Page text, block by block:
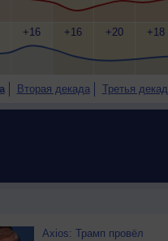
+16 +16 +20 +18
Вторая декада Третья
ПАРТНЕРОВ
Axios: Трамп провёл